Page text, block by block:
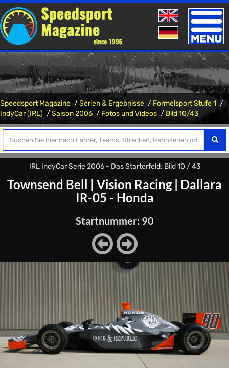
Toggle
Speedsport Magazine Serien & Ergebnisse
Formelsport Stufe 1
IndyCar (IRL)
Saison 2006 Fotos und Videos Bild 10/43
IRL IndyCar Serie 2006 - Das Starterfeld: Bild 10 / 43
Townsend Bell | Vision Racing| Dallara
IR-05 - Honda
Startnummer: 90